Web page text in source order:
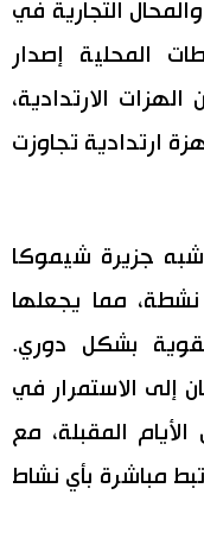
التجارية في
المحلية إصدار
الارتدادية،
سُجلت حتى الآن أكثر من 20 هزة ارتدادية تجاوزت
جزيرة شيموكا
مما يجعلها
بشكل دوري.
إلى الاستمرار في
المقبلة، مع
مباشرة بأي نشاط